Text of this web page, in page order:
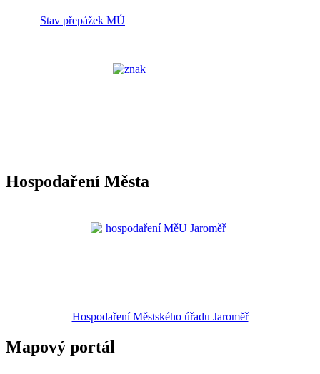
Stav přepážek MÚ
Hospodaření Města
Hospodaření Městského úřadu Jaroměř
Mapový portál